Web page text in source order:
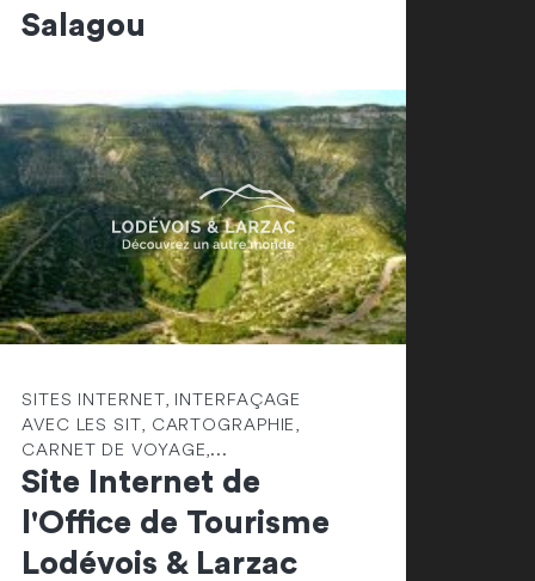
Salagou
SITES INTERNET, INTERFAÇAGE
AVEC LES SIT, CARTOGRAPHIE,
CARNET DE VOYAGE,...
Site Internet de
l'Office de Tourisme
Lodévois & Larzac